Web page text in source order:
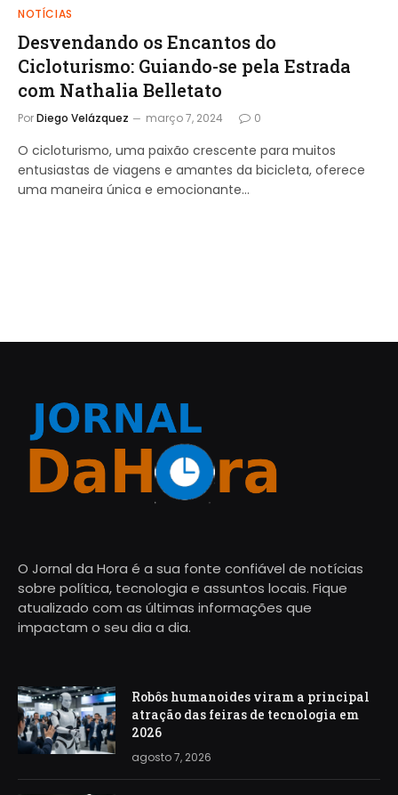
NOTÍCIAS
Desvendando os Encantos do
Cicloturismo: Guiando-se pela Estrada
com Nathalia Belletato
PorDiego Velázquez março 7, 2024 0
O cicloturismo, uma paixão crescente para muitos
entusiastas de viagens e amantes da bicicleta, oferece
uma maneira única e emocionante…
O Jornal da Hora é a sua fonte confiável de notícias
sobre política, tecnologia e assuntos locais. Fique
atualizado com as últimas informações que
impactam o seu dia a dia.
Robôs humanoides viram a principal
atração das feiras de tecnologia em
2026
agosto 7, 2026